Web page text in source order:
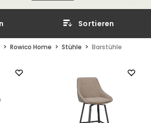
Sortieren
Rowico Home Stühle Barstühle